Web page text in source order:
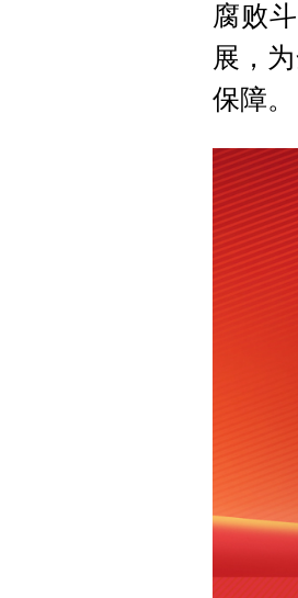
腐败
展，
保障。